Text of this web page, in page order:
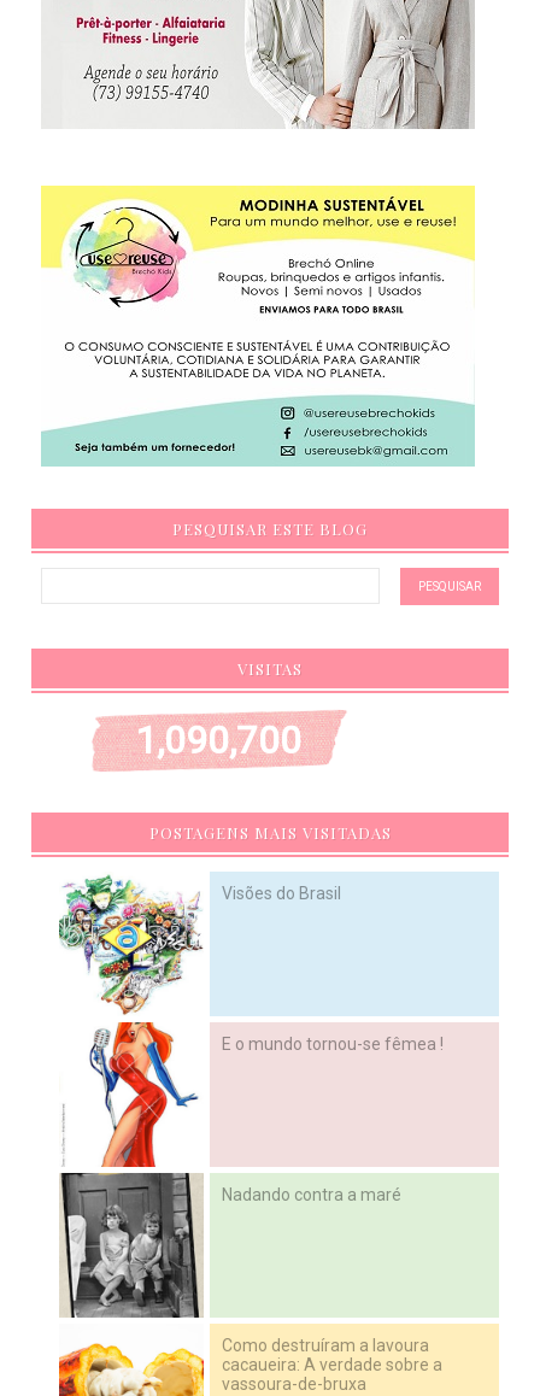
PESQUISAR ESTE BLOG
VISITAS
1,090,700
POSTAGENS MAIS VISITADAS
Visões do Brasil
E o mundo tornou-se fêmea !
Nadando contra a maré
Como destruíram a lavoura
cacaueira: A verdade sobre a
vassoura-de-bruxa